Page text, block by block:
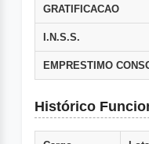
GRATIFICACAO
I.N.S.S.
EMPRESTIMO
Histórico